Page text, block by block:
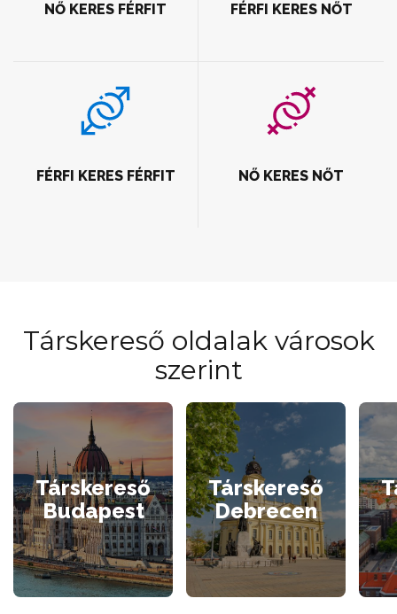
NŐ KERES FÉRFIT FÉRFI KERES NŐT
FÉRFI KERES FÉRFIT NŐ KERES NŐT
Társkereső oldalak városok
szerint
Társkereső
Budapest
Társkereső
Debrecen